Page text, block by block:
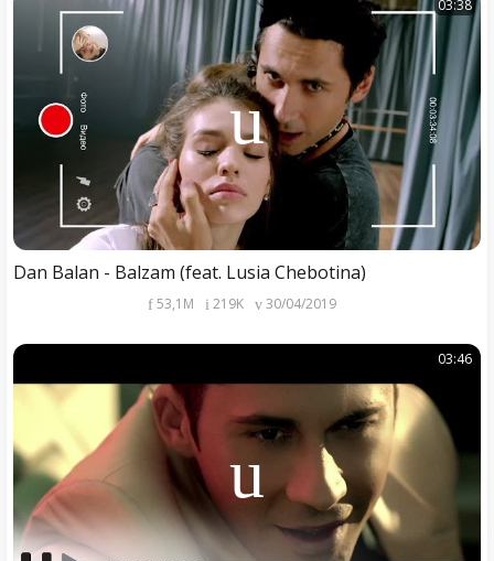
03:38
Dan Balan - Balzam (feat. Lusia Chebotina)
53,1M 219K 30/04/2019
03:46